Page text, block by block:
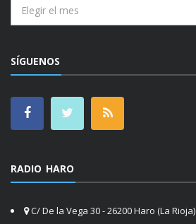
SÍGUENOS
RADIO HARO
C/ De la Vega 30 - 26200 Haro (La Rioja)